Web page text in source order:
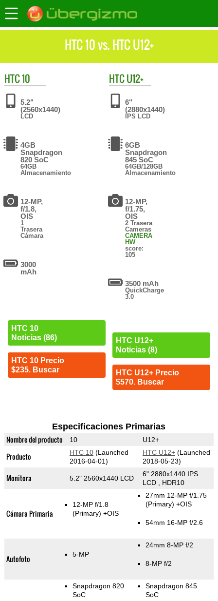
HTC 10 vs. HTC U12+
HTC10
5.2"
(2560x1440)
LCD
4GB
Snapdragon
820 SoC
64GB
Almacenamiento
12-MP,
f/1.8,
OIS
1
Trasera
Cámara
3000
mAh
HTC 10
Noticias (86)
HTC 10 Precio
$235. Buscar
HTCU12+
6"
(2880x1440)
IPS LCD
6GB
Snapdragon
845 SoC
64GB/128GB
Almacenamiento
12-MP,
f/1.75,
OIS
2 Trasera
Cameras
CAMERA
HW
score:
105
3500 mAh
QuickCharge
3.0
HTC U12+
Noticias (8)
HTC U12+ Precio
$570. Buscar
Especificaciones Primarias
Nombre del producto 10 U12+
Producto HTC 10(Launched
2016-04-01)
HTC U12+(Launched
2018-05-23)
Monitora 5.2" 2560x1440 LCD
6" 2880x1440 IPS
LCD , HDR10
Cámara Primaria
12-MP f/1.8
(Primary) +OIS
27mm 12-MP f/1.75
(Primary) +OIS
54mm 16-MP f/2.6
Autofoto 5-MP
24mm 8-MP f/2
8-MP f/2
Snapdragon 820
SoC
Snapdragon 845
SoC